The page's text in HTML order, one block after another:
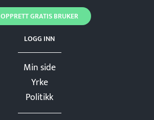
Min side
Yrke
Politikk
LOGG INN
OPPRETT GRATIS BRUKER